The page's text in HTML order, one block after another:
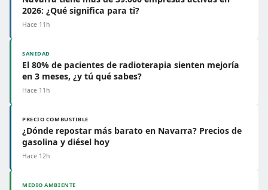
2026: ¿Qué significa para ti?
Hace 11h
SANIDAD
El 80% de pacientes de radioterapia sienten mejoría
en 3 meses, ¿y tú qué sabes?
Hace 11h
PRECIO COMBUSTIBLE
¿Dónde repostar más barato en Navarra? Precios de
gasolina y diésel hoy
Hace 12h
MEDIO AMBIENTE